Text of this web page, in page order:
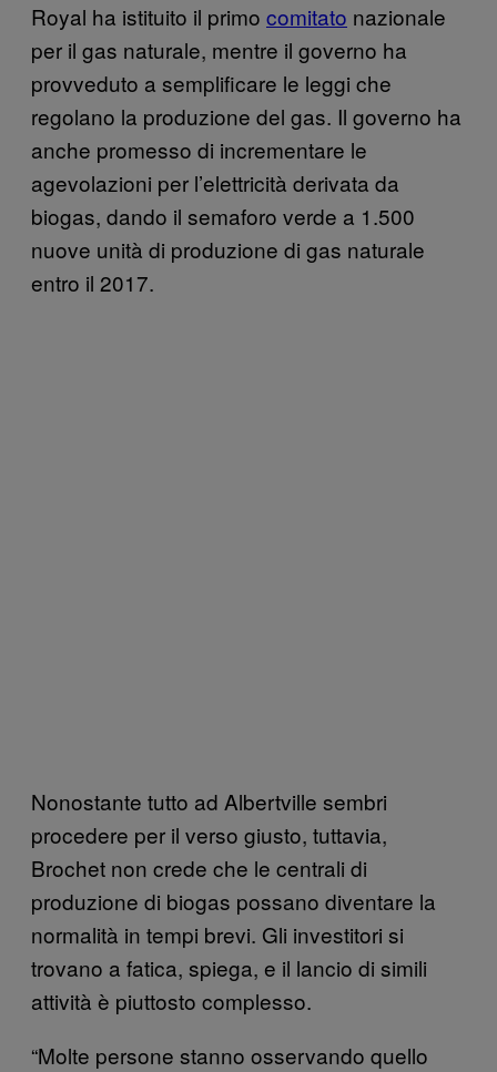
Royal ha istituito il primo comitato nazionale
per il gas naturale, mentre il governo ha
provveduto a semplificare le leggi che
regolano la produzione del gas. Il governo ha
anche promesso di incrementare le
agevolazioni per l’elettricità derivata da
biogas, dando il semaforo verde a 1.500
nuove unità di produzione di gas naturale
entro il 2017.
Nonostante tutto ad Albertville sembri
procedere per il verso giusto, tuttavia,
Brochet non crede che le centrali di
produzione di biogas possano diventare la
normalità in tempi brevi. Gli investitori si
trovano a fatica, spiega, e il lancio di simili
attività è piuttosto complesso.
“Molte persone stanno osservando quello